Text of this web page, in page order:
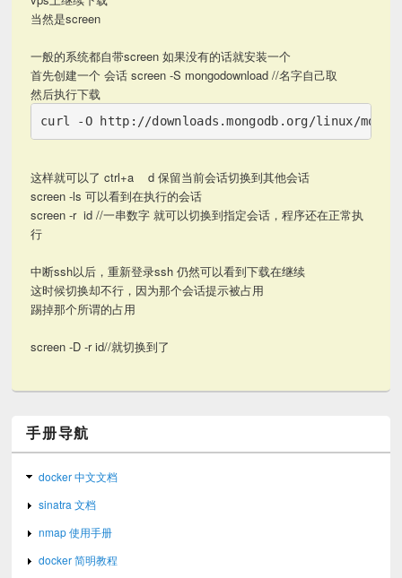
当然是screen
一般的系统都自带screen 如果没有的话就安装一个
首先创建一个 会话 screen -S mongodownload //名字自己取
然后执行下载
curl -O http://downloads.mongodb.org/linux/
这样就可以了 ctrl+a d 保留当前会话切换到其他会话
screen -ls 可以看到在执行的会话
screen -r id //一串数字 就可以切换到指定会话，程序还在正常执
行
中断ssh以后，重新登录ssh 仍然可以看到下载在继续
这时候切换却不行，因为那个会话提示被占用
踢掉那个所谓的占用
screen -D -r id//就切换到了
手册导航
docker 中文文档
sinatra 文档
nmap 使用手册
docker 简明教程